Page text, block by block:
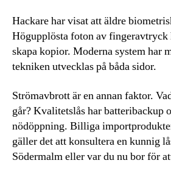
Hackare har visat att äldre
Högupplösta foton av fingeravtryck
skapa kopior. Moderna system har
tekniken utvecklas på båda sidor.
Strömavbrott är en annan faktor.
går? Kvalitetslås har batteribackup
nödöppning. Billiga
gäller det att konsultera en kunnig
Södermalm eller var du nu bor för